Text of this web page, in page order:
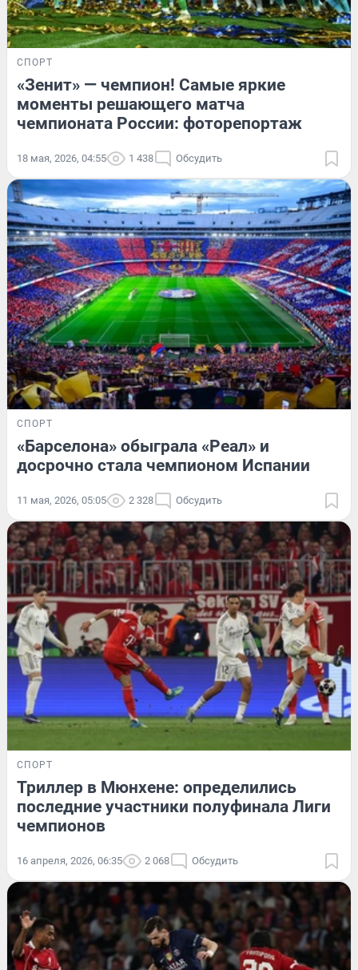
СПОРТ
«Зенит» — чемпион! Самые яркие
моменты решающего матча
чемпионата России: фоторепортаж
18 мая, 2026, 04:55 1 438 Обсудить
СПОРТ
«Барселона» обыграла «Реал» и
досрочно стала чемпионом Испании
11 мая, 2026, 05:05 2 328 Обсудить
СПОРТ
Триллер в Мюнхене: определились
последние участники полуфинала Лиги
чемпионов
16 апреля, 2026, 06:35 2 068 Обсудить